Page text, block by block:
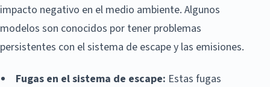
impacto negativo en el medio ambiente. Algunos
modelos son conocidos por tener problemas
persistentes con el sistema de escape y las emisiones.
Fugas en el sistema de escape: Estas fugas